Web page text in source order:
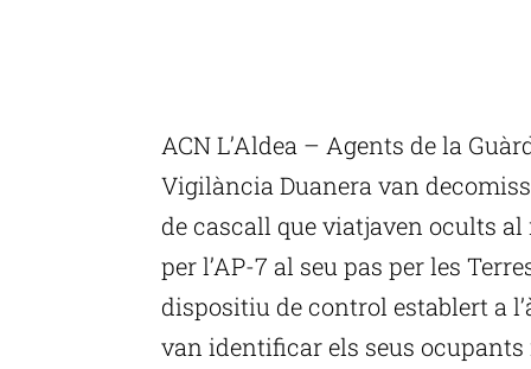
ACN L’Aldea – Agents de la
Vigilància Duanera van
de cascall que viatjaven ocults
per l’AP-7 al seu pas per les
dispositiu de control establert a
van identificar els seus